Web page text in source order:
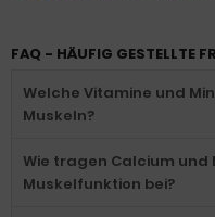
FAQ - HÄUFIG GESTELLTE
Welche Vitamine und
Muskeln?
Wie tragen Calcium
Muskelfunktion bei?